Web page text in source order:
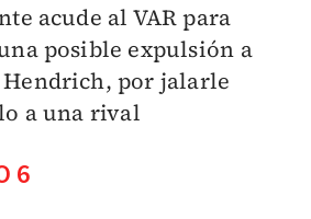
acude al VAR para
posible expulsión a
por jalarle
a una rival
6